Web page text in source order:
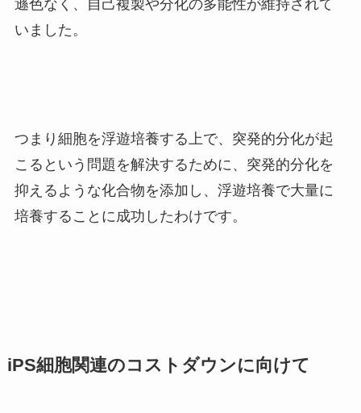
遜色なく、自己複製や分化の多能性が維持されて
いました。
つまり細胞を浮遊培養する上で、突発的分化が起
こるという問題を解決するために、突発的分化を
抑えるような化合物を添加し、浮遊培養で大量に
培養することに成功したわけです。
iPS細胞関連のコストダウンに向けて